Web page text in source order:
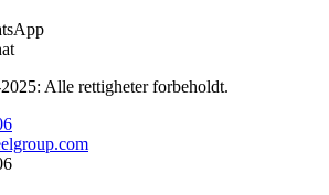
Alle rettigheter forbeholdt.